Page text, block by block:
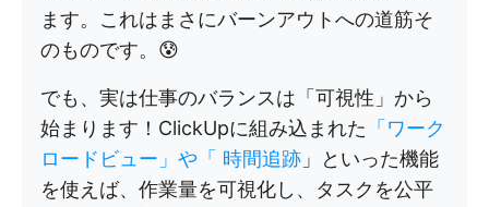
ます。これはまさにバーンアウトへの道筋そ
のものです。😰
でも、実は仕事のバランスは「可視性」から
始まります！ClickUpに組み込まれた 「ワーク
ロードビュー」や「 時間追跡 」といった機能
を使えば、作業量を可視化し、タスクを公平